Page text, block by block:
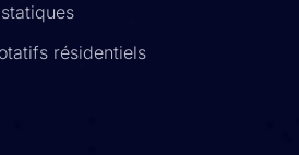
résidentiels